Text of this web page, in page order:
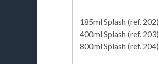
185ml Splash (ref. 202)
400ml Splash (ref. 203)
800ml Splash (ref. 204)